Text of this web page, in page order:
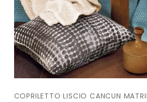
COPRILETTO LISCIO CANCUN